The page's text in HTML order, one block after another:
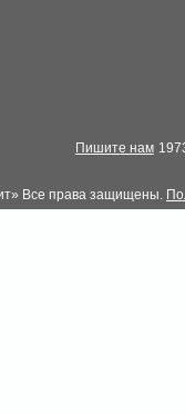
Все права защищены.
Пишите нам